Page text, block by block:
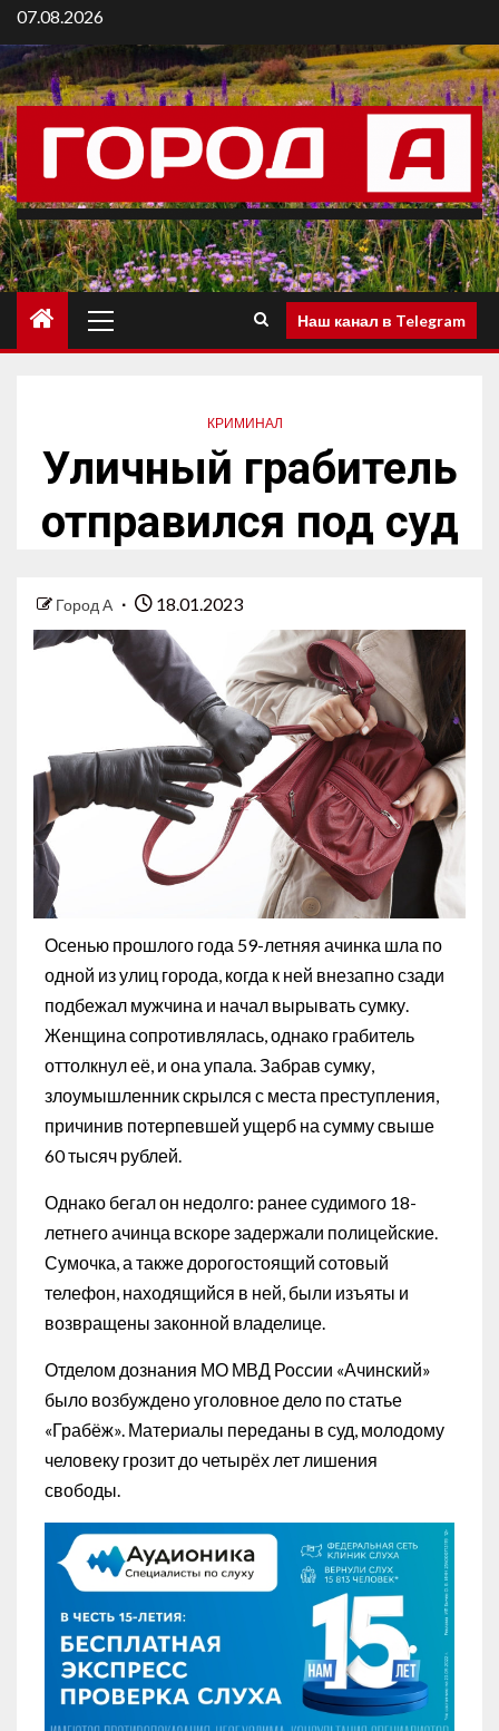
07.08.2026
Наш канал в Telegram
КРИМИНАЛ
Уличный грабитель
отправился под суд
Город А 18.01.2023
Осенью прошлого года 59-летняя ачинка шла по
одной из улиц города, когда к ней внезапно сзади
подбежал мужчина и начал вырывать сумку.
Женщина сопротивлялась, однако грабитель
оттолкнул её, и она упала. Забрав сумку,
злоумышленник скрылся с места преступления,
причинив потерпевшей ущерб на сумму свыше
60 тысяч рублей.
Однако бегал он недолго: ранее судимого 18-
летнего ачинца вскоре задержали полицейские.
Сумочка, а также дорогостоящий сотовый
телефон, находящийся в ней, были изъяты и
возвращены законной владелице.
Отделом дознания МО МВД России «Ачинский»
было возбуждено уголовное дело по статье
«Грабёж». Материалы переданы в суд, молодому
человеку грозит до четырёх лет лишения
свободы.